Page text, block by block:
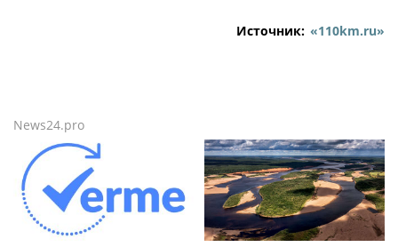
Источник: «110km.ru»
News24.pro